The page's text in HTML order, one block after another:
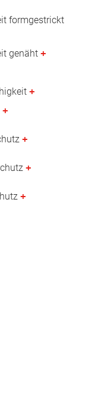
Gasindustrie
formgestrickt
genäht